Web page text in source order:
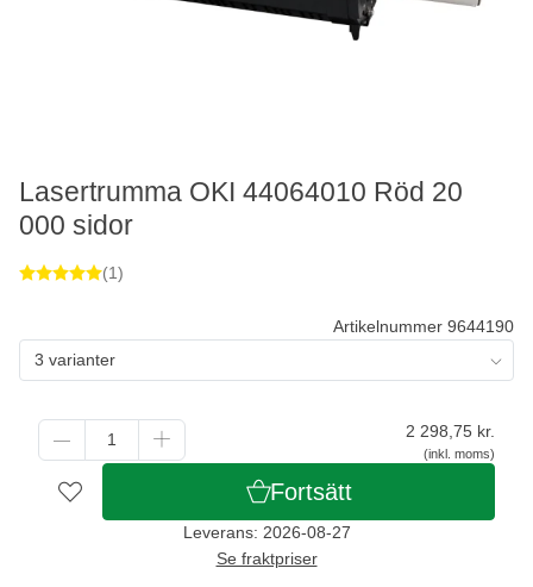
Artikelnummer 9644190
3 varianter
2 298,75 kr.
(inkl. moms)
Fortsätt
Leverans: 2026-08-27
Se fraktpriser
Lasertrumma OKI 44064010 Röd 20
000 sidor
(1)